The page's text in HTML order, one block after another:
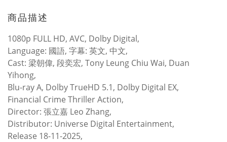
商品描述
1080p FULL HD, AVC, Dolby Digital,
Language: 國語, 字幕: 英文, 中文,
Cast: 梁朝偉, 段奕宏, Tony Leung Chiu Wai, Duan
Yihong,
Blu-ray A, Dolby TrueHD 5.1, Dolby Digital EX,
Financial Crime Thriller Action,
Director: 張立嘉 Leo Zhang,
Distributor: Universe Digital Entertainment,
Release 18-11-2025,